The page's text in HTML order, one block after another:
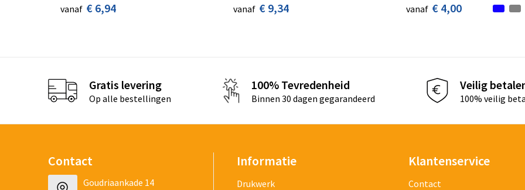
vanaf € 6,94 vanaf € 9,34 vanaf € 4,00
Gratis levering
Op alle bestellingen
100% Tevredenheid
Binnen 30 dagen gegarandeerd
Veilig
100% veilig
Contact
Goudriaankade 14
Informatie
Drukwerk
Klantenservice
Contact